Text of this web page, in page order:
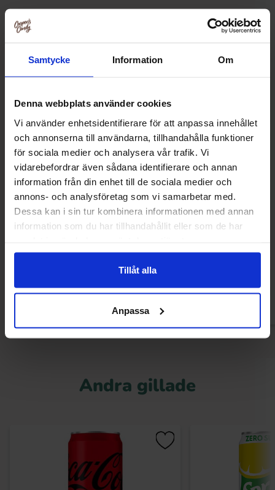
Samtycke Information Om
Denna webbplats använder cookies
Vi använder enhetsidentifierare för att anpassa innehållet
och annonserna till användarna, tillhandahålla funktioner
för sociala medier och analysera vår trafik. Vi
vidarebefordrar även sådana identifierare och annan
information från din enhet till de sociala medier och
annons- och analysföretag som vi samarbetar med.
Dessa kan i sin tur kombinera informationen med annan
information som du har tillhandahållit eller som de har
Tillåt alla
Anpassa
Relaterade produkter
Nordthy Hårda Saltlakritsbåtar
18.84 kr
Nordthy Lakrits
Andra gillade